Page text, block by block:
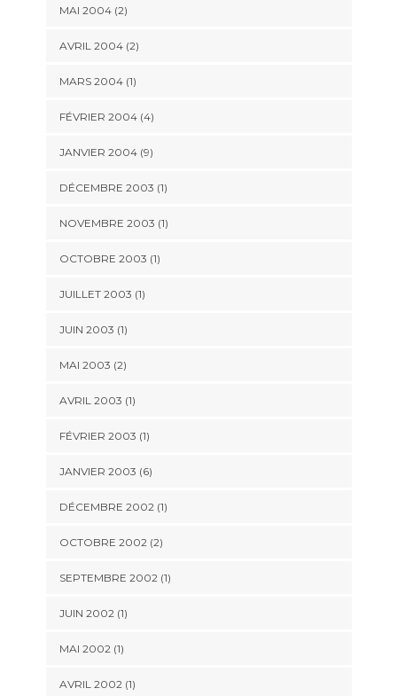
MAI 2004 (2)
AVRIL 2004 (2)
MARS 2004 (1)
FÉVRIER 2004 (4)
JANVIER 2004 (9)
DÉCEMBRE 2003 (1)
NOVEMBRE 2003 (1)
OCTOBRE 2003 (1)
JUILLET 2003 (1)
JUIN 2003 (1)
MAI 2003 (2)
AVRIL 2003 (1)
FÉVRIER 2003 (1)
JANVIER 2003 (6)
DÉCEMBRE 2002 (1)
OCTOBRE 2002 (2)
SEPTEMBRE 2002 (1)
JUIN 2002 (1)
MAI 2002 (1)
AVRIL 2002 (1)